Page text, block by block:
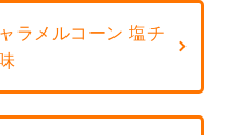
ラメルコーン 塩チ